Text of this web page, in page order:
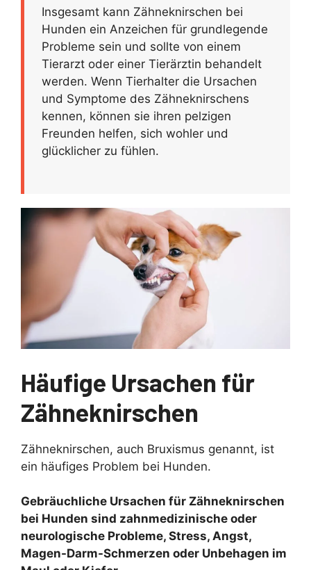
Insgesamt kann Zähneknirschen bei
Hunden ein Anzeichen für grundlegende
Probleme sein und sollte von einem
Tierarzt oder einer Tierärztin behandelt
werden. Wenn Tierhalter die Ursachen
und Symptome des Zähneknirschens
kennen, können sie ihren pelzigen
Freunden helfen, sich wohler und
glücklicher zu fühlen.
Häufige Ursachen für
Zähneknirschen
Zähneknirschen, auch Bruxismus genannt, ist
ein häufiges Problem bei Hunden.
Gebräuchliche Ursachen für Zähneknirschen
bei Hunden sind zahnmedizinische oder
neurologische Probleme, Stress, Angst,
Magen-Darm-Schmerzen oder Unbehagen im